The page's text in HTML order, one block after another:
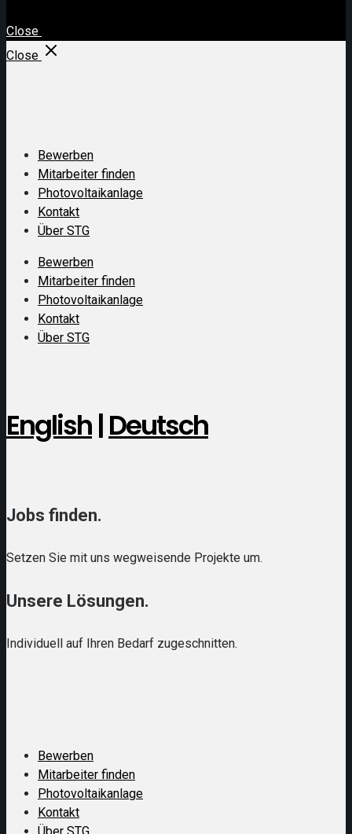
Close
Close
Bewerben
Mitarbeiter finden
Photovoltaikanlage
Kontakt
Über STG
Bewerben
Mitarbeiter finden
Photovoltaikanlage
Kontakt
Über STG
English|Deutsch
Jobs finden.
Setzen Sie mit uns wegweisende Projekte um.
Unsere Lösungen.
Individuell auf Ihren Bedarf zugeschnitten.
Bewerben
Mitarbeiter finden
Photovoltaikanlage
Kontakt